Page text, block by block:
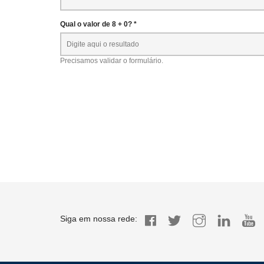
Qual o valor de 8 + 0? *
Precisamos validar o formulário.
Siga em nossa rede: